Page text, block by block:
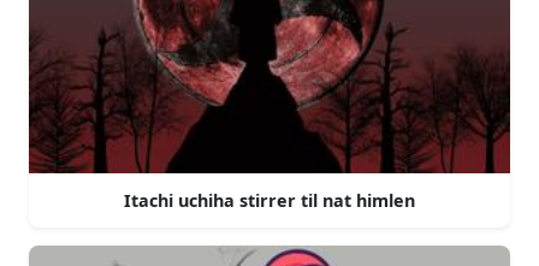
Itachi uchiha stirrer til nat himlen